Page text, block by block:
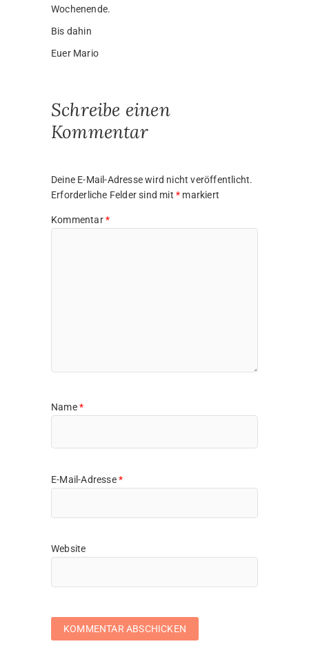
Wochenende.
Bis dahin
Euer Mario
Schreibe einen
Kommentar
Deine E-Mail-Adresse wird nicht veröffentlicht.
Erforderliche Felder sind mit * markiert
Kommentar*
Name*
E-Mail-Adresse*
Website